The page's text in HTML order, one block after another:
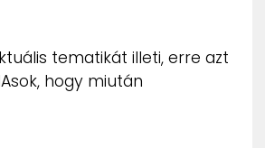
tematikát illeti, erre azt
hogy miután